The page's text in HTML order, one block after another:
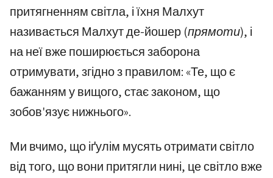
притягненням світла, і їхня Малхут
називається Малхут де-йошер (прямоти), і
на неї вже поширюється заборона
отримувати, згідно з правилом: «Те, що є
бажанням у вищого, стає законом, що
зобов'язує нижнього».
Ми вчимо, що іґулім мусять отримати світло
від того, що вони притягли нині, це світло вже